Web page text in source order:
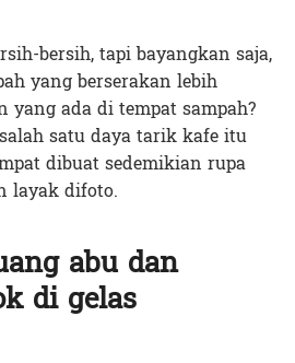
bersih, tapi bayangkan saja,
yang berserakan lebih
ada di tempat sampah?
satu daya tarik kafe itu
dibuat sedemikian rupa
layak difoto.
abu dan
di gelas